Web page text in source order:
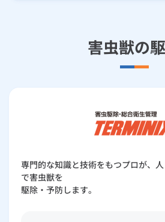
害虫獣の
専門的な知識と技術をもつプロが、
で害虫獣を
駆除・予防します。